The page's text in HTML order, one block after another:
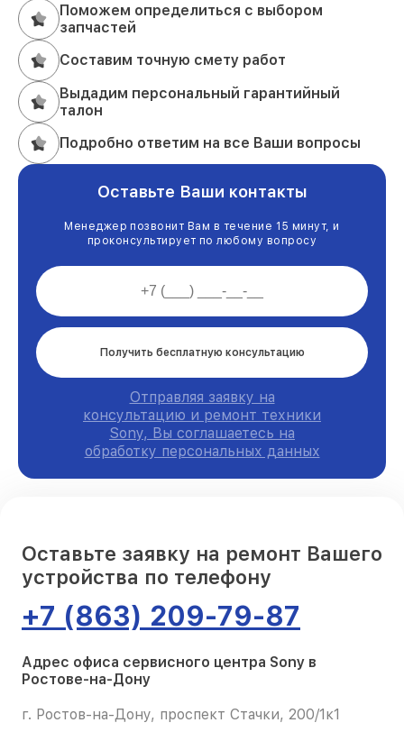
Поможем определиться с выбором
запчастей
Составим точную смету работ
Выдадим персональный гарантийный
талон
Подробно ответим на все Ваши вопросы
Оставьте Ваши контакты
Менеджер позвонит Вам в течение 15 минут, и
проконсультирует по любому вопросу
Получить бесплатную консультацию
Отправляя заявку на
консультацию и ремонт техники
Sony, Вы соглашаетесь на
обработку персональных данных
Оставьте заявку на ремонт Вашего
устройства по телефону
+7 (863) 209-79-87
Адрес офиса сервисного центра Sony в
Ростове-на-Дону
г. Ростов-на-Дону, проспект Стачки, 200/1к1